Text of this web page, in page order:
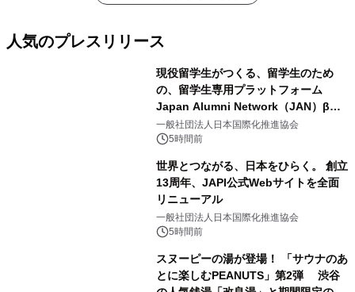
人気のプレスリリース
現役留学生がつくる、留学生のため
の、留学生専用プラットフォーム
Japan Alumni Network（JAN）β版
をリリース
一般社団法人日本国際化推進協会
5時間前
世界とつながる、日本をひらく。 創立
13周年、JAPI公式Webサイトを全面
リニューアル
一般社団法人日本国際化推進協会
5時間前
スヌーピーの湯が登場！ 「サウナのあ
とに楽しむPEANUTS」第2弾 渋谷